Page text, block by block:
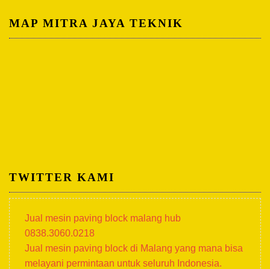
MAP MITRA JAYA TEKNIK
TWITTER KAMI
Jual mesin paving block malang hub
0838.3060.0218
Jual mesin paving block di Malang yang mana bisa
melayani permintaan untuk seluruh Indonesia.